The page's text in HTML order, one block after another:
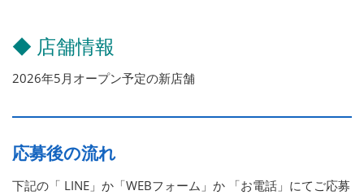
◆ 店舗情報
2026年5月オープン予定の新店舗
応募後の流れ
下記の「 LINE」か「WEBフォーム」か 「お電話」にてご応募